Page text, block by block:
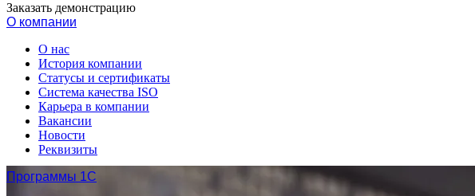
Заказать демонстрацию
О компании
О нас
История компании
Статусы и сертификаты
Система качества ISO
Карьера в компании
Вакансии
Новости
Реквизиты
Программы 1С